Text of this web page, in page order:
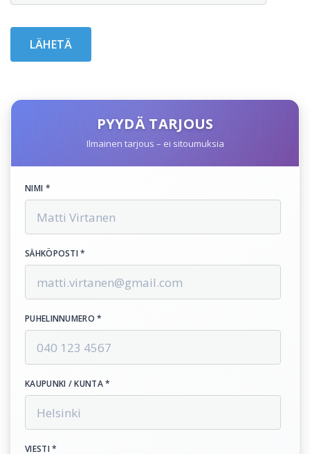
PYYDÄ TARJOUS
Ilmainen tarjous – ei sitoumuksia
NIMI *
SÄHKÖPOSTI *
PUHELINNUMERO *
KAUPUNKI / KUNTA *
VIESTI *